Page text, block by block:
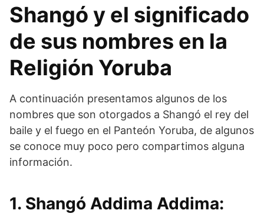
Shangó y el significado
de sus nombres en la
Religión Yoruba
A continuación presentamos algunos de los
nombres que son otorgados a Shangó el rey del
baile y el fuego en el Panteón Yoruba, de algunos
se conoce muy poco pero compartimos alguna
información.
1. Shangó Addima Addima: